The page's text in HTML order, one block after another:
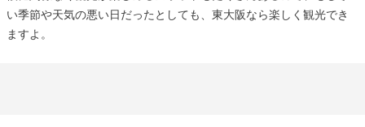
い季節や天気の悪い日だったとしても、東大阪なら楽しく観光でき
ますよ。